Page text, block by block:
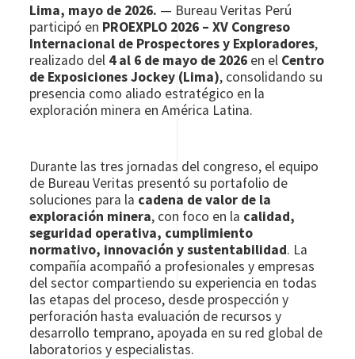
Lima, mayo de 2026. — Bureau Veritas Perú
participó en PROEXPLO 2026 – XV Congreso
Internacional de Prospectores y Exploradores,
realizado del 4 al 6 de mayo de 2026 en el Centro
de Exposiciones Jockey (Lima), consolidando su
presencia como aliado estratégico en la
exploración minera en América Latina.
Durante las tres jornadas del congreso, el equipo
de Bureau Veritas presentó su portafolio de
soluciones para la cadena de valor de la
exploración minera, con foco en la calidad,
seguridad operativa, cumplimiento
normativo, innovación y sustentabilidad. La
compañía acompañó a profesionales y empresas
del sector compartiendo su experiencia en todas
las etapas del proceso, desde prospección y
perforación hasta evaluación de recursos y
desarrollo temprano, apoyada en su red global de
laboratorios y especialistas.